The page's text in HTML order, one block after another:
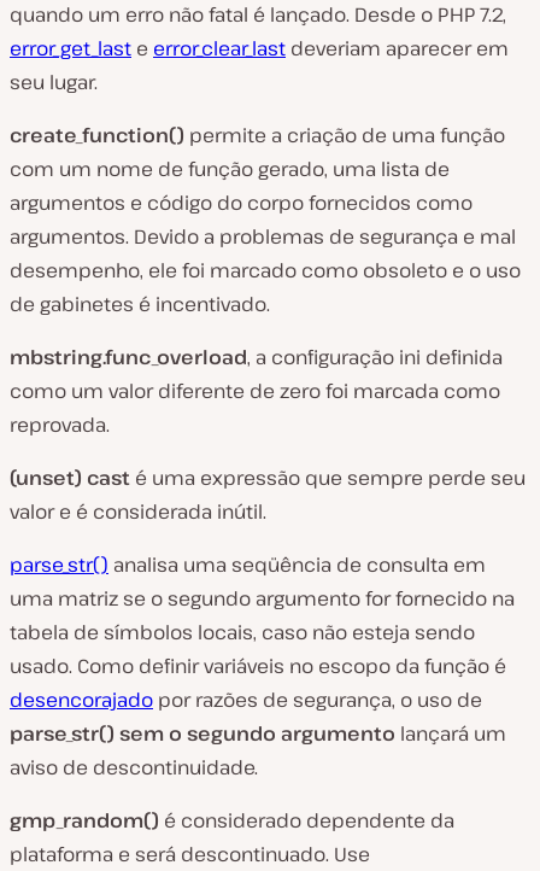
quando um erro não fatal é lançado. Desde o PHP 7.2,
error_get_last e error_clear_last deveriam aparecer em
seu lugar.
create_function() permite a criação de uma função
com um nome de função gerado, uma lista de
argumentos e código do corpo fornecidos como
argumentos. Devido a problemas de segurança e mal
desempenho, ele foi marcado como obsoleto e o uso
de gabinetes é incentivado.
mbstring.func_overload, a configuração ini definida
como um valor diferente de zero foi marcada como
reprovada.
(unset) cast é uma expressão que sempre perde seu
valor e é considerada inútil.
parse_str() analisa uma seqüência de consulta em
uma matriz se o segundo argumento for fornecido na
tabela de símbolos locais, caso não esteja sendo
usado. Como definir variáveis no escopo da função é
desencorajado por razões de segurança, o uso de
parse_str() sem o segundo argumento lançará um
aviso de descontinuidade.
gmp_random() é considerado dependente da
plataforma e será descontinuado. Use